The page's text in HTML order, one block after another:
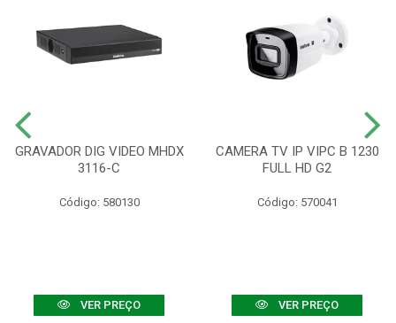
GRAVADOR DIG VIDEO MHDX
3116-C
Código: 580130
VER PREÇO
CAMERA TV IP VIPC B 1230
FULL HD G2
Código: 570041
VER PREÇO